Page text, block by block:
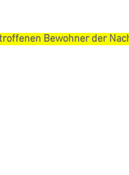
Bewohner der